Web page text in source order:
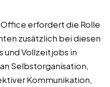
erfordert die Rolle
zusätzlich bei diesen
und Vollzeitjobs in
Selbstorganisation,
Kommunikation,